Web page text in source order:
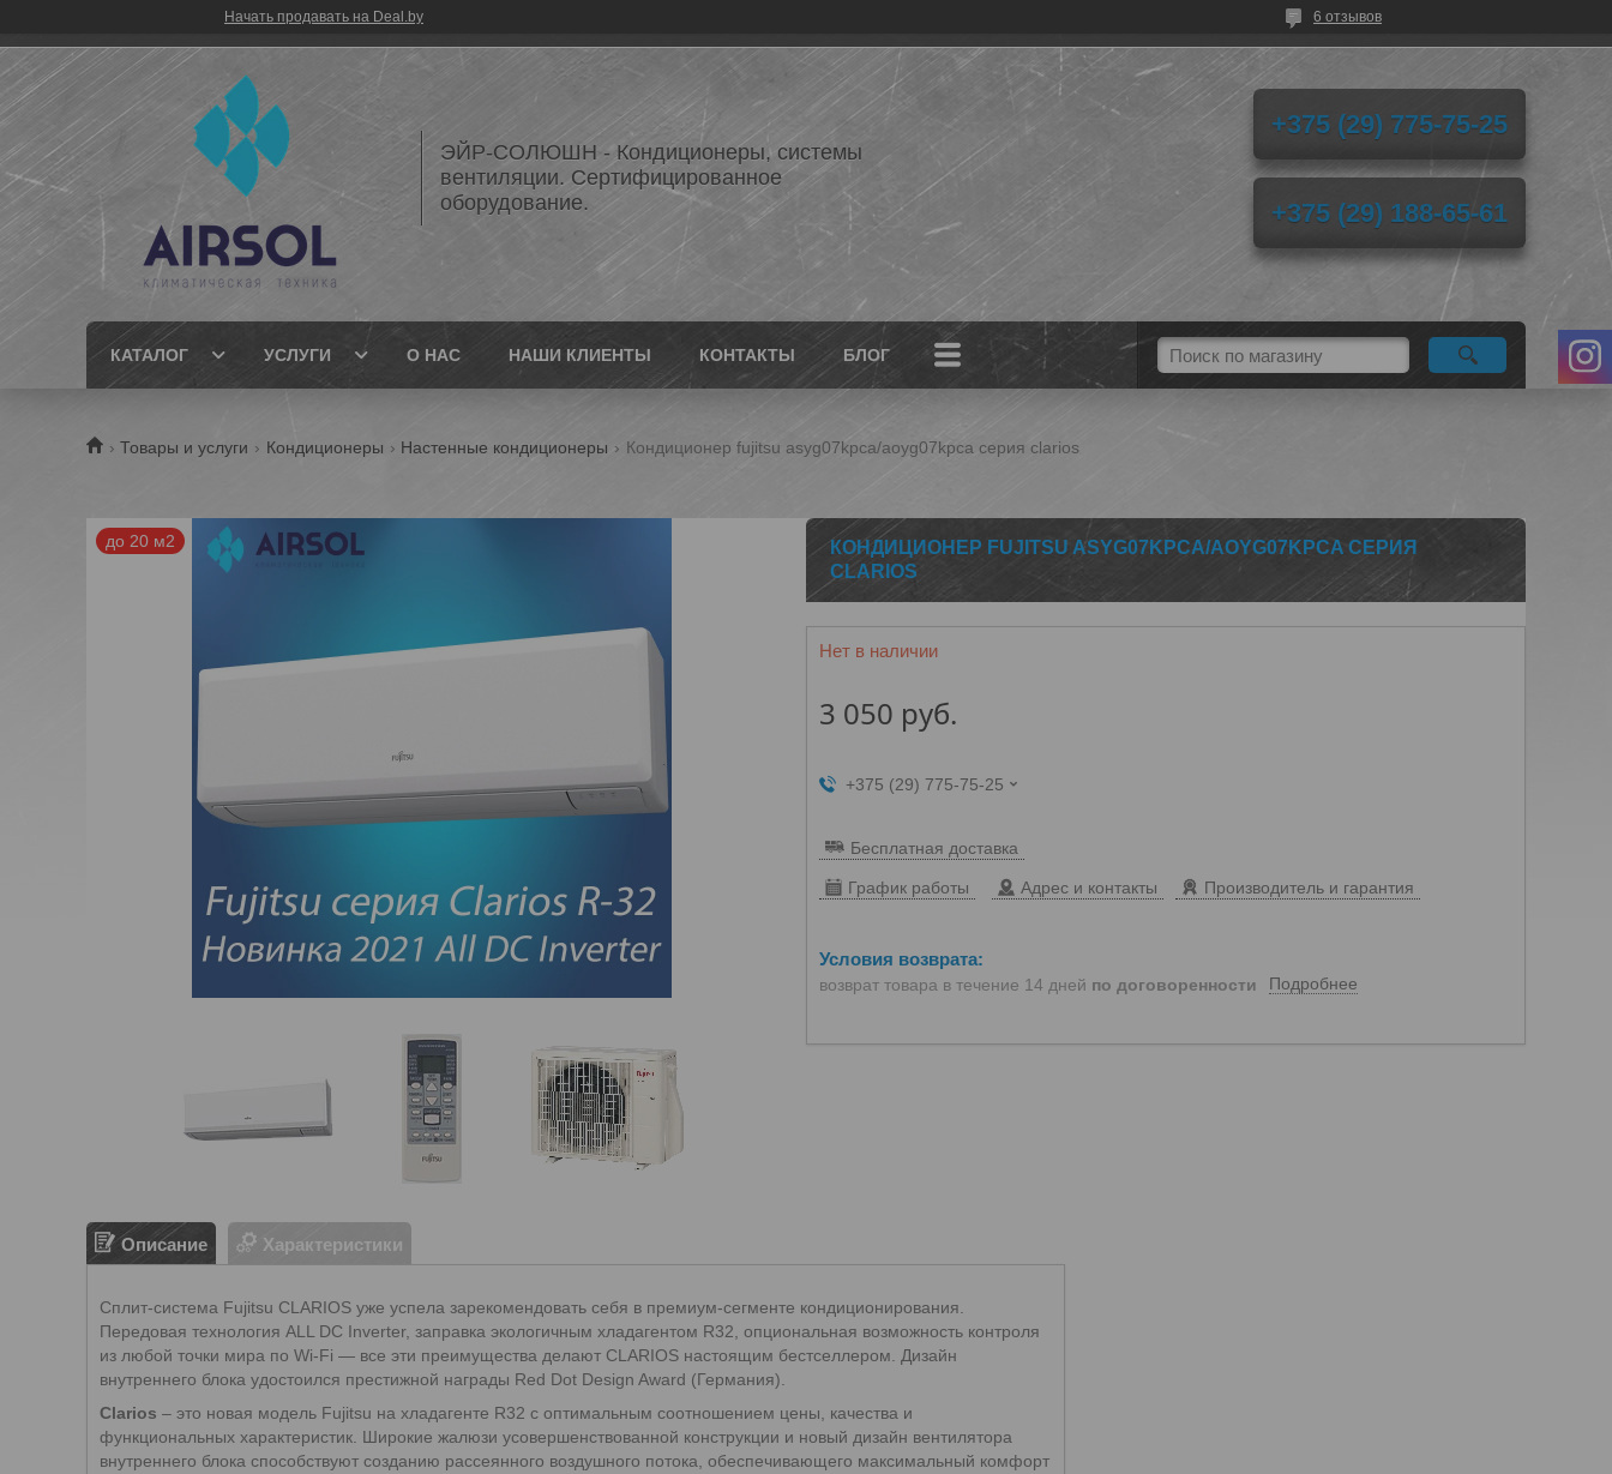
Начать продавать на Deal.by 6 отзывов
ЭЙР-СОЛЮШН - Кондиционеры, системы
вентиляции. Сертифицированное
оборудование.
+375 (29) 775-75-25
+375 (29) 188-65-61
КАТАЛОГ УСЛУГИ О НАС НАШИ КЛИЕНТЫ КОНТАКТЫ БЛОГ
Товары и услуги Кондиционеры Настенные кондиционеры Кондиционер fujitsu asyg07kpca/aoyg07kpca серия clarios
до 20 м2
КОНДИЦИОНЕР FUJITSU ASYG07KPCA/AOYG07KPCA СЕРИЯ
CLARIOS
Нет в наличии
3 050 руб.
+375 (29) 775-75-25
Бесплатная доставка
График работы Адрес и контакты Производитель и гарантия
возврат товара в течение 14 дней по договоренности Подробнее
Описание Характеристики
Сплит-система Fujitsu CLARIOS уже успела зарекомендовать себя в премиум-сегменте кондиционирования.
Передовая технология ALL DC Inverter, заправка экологичным хладагентом R32, опциональная возможность контроля
из любой точки мира по Wi-Fi — все эти преимущества делают CLARIOS настоящим бестселлером. Дизайн
внутреннего блока удостоился престижной награды Red Dot Design Award (Германия).
Clarios – это новая модель Fujitsu на хладагенте R32 с оптимальным соотношением цены, качества и
функциональных характеристик. Широкие жалюзи усовершенствованной конструкции и новый дизайн вентилятора
внутреннего блока способствуют созданию рассеянного воздушного потока, обеспечивающего максимальный комфорт